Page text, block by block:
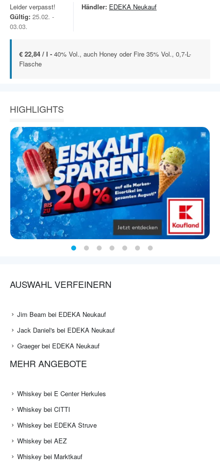
Leider verpasst!
Gültig: 25.02. -
03.03.
Händler: EDEKA Neukauf
€ 22,84 / l - 40% Vol., auch Honey oder Fire 35% Vol., 0,7-L-
Flasche
HIGHLIGHTS
AUSWAHL VERFEINERN
Jim Beam bei EDEKA Neukauf
Jack Daniel's bei EDEKA Neukauf
Graeger bei EDEKA Neukauf
MEHR ANGEBOTE
Whiskey bei E Center Herkules
Whiskey bei CITTI
Whiskey bei EDEKA Struve
Whiskey bei AEZ
Whiskey bei Marktkauf